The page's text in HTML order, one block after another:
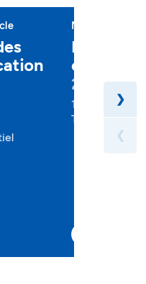
2-801-6-
15 crédits
Temps plein ,
❯
❮